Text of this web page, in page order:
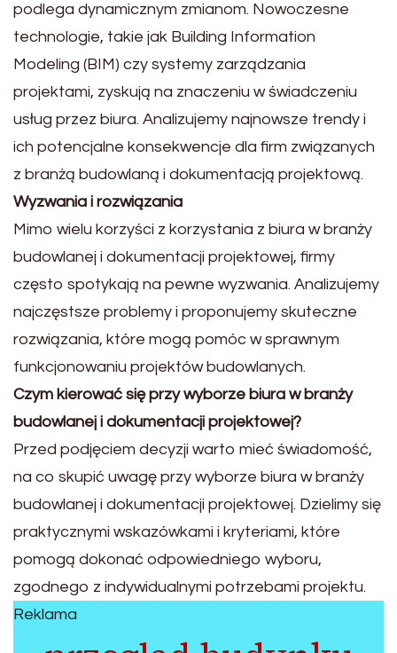
podlega dynamicznym zmianom. Nowoczesne
technologie, takie jak Building Information
Modeling (BIM) czy systemy zarządzania
projektami, zyskują na znaczeniu w świadczeniu
usług przez biura. Analizujemy najnowsze trendy i
ich potencjalne konsekwencje dla firm związanych
z branżą budowlaną i dokumentacją projektową.
Wyzwania i rozwiązania
Mimo wielu korzyści z korzystania z biura w branży
budowlanej i dokumentacji projektowej, firmy
często spotykają na pewne wyzwania. Analizujemy
najczęstsze problemy i proponujemy skuteczne
rozwiązania, które mogą pomóc w sprawnym
funkcjonowaniu projektów budowlanych.
Czym kierować się przy wyborze biura w branży
budowlanej i dokumentacji projektowej?
Przed podjęciem decyzji warto mieć świadomość,
na co skupić uwagę przy wyborze biura w branży
budowlanej i dokumentacji projektowej. Dzielimy się
praktycznymi wskazówkami i kryteriami, które
pomogą dokonać odpowiedniego wyboru,
zgodnego z indywidualnymi potrzebami projektu.
Reklama